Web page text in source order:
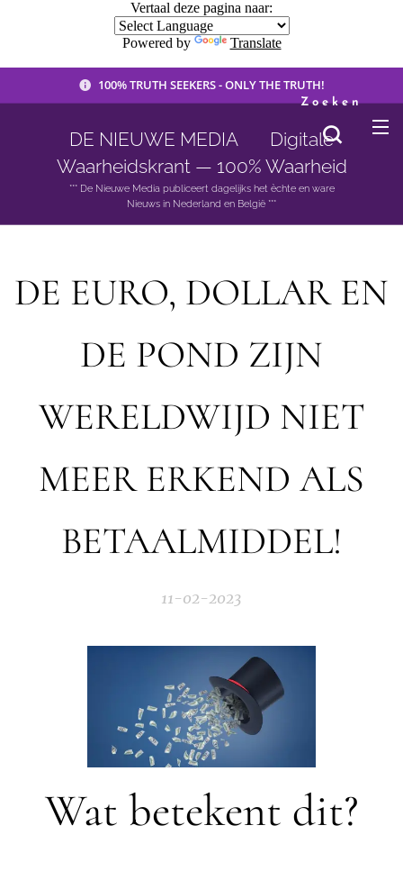
Vertaal deze pagina naar:
Powered by Translate
100% TRUTH SEEKERS - ONLY THE TRUTH!
DE NIEUWE MEDIA 🟣 Digitale
Waarheidskrant — 100% Waarheid
*** De Nieuwe Media publiceert dagelijks het èchte en ware
Nieuws in Nederland en België ***
Zoeken
DE EURO, DOLLAR EN
DE POND ZIJN
WERELDWIJD NIET
MEER ERKEND ALS
BETAALMIDDEL!
11-02-2023
Wat betekent dit?